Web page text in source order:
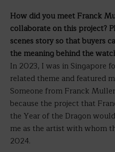
How did you meet Franck
collaborate on this project?
scenes story so that buyers
the meaning behind the
In 2023, I was in Singapore
related theme and featured
Someone from Franck
because the project that
the Year of the Dragon
me as the artist with whom
2024.